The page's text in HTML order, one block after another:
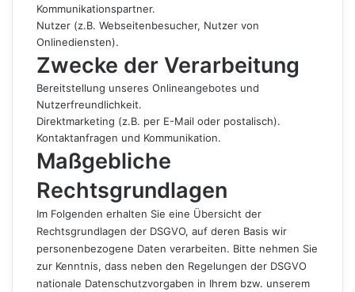
Kommunikationspartner.
Nutzer (z.B. Webseitenbesucher, Nutzer von
Onlinediensten).
Zwecke der Verarbeitung
Bereitstellung unseres Onlineangebotes und
Nutzerfreundlichkeit.
Direktmarketing (z.B. per E-Mail oder postalisch).
Kontaktanfragen und Kommunikation.
Maßgebliche
Rechtsgrundlagen
Im Folgenden erhalten Sie eine Übersicht der
Rechtsgrundlagen der DSGVO, auf deren Basis wir
personenbezogene Daten verarbeiten. Bitte nehmen Sie
zur Kenntnis, dass neben den Regelungen der DSGVO
nationale Datenschutzvorgaben in Ihrem bzw. unserem